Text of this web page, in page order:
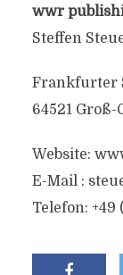
wwr
Steffen
Frankfurter
64521 Groß-
Website:
E-Mail :
Telefon: +49